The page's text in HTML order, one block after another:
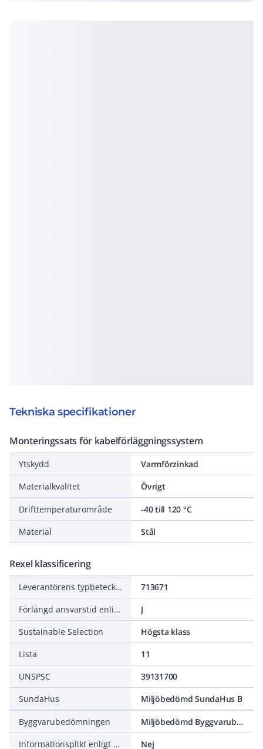
Tekniska specifikationer
Monteringssats för kabelförläggningssystem
Ytskydd
Varmförzinkad
Materialkvalitet
Övrigt
Drifttemperaturområde
-40 till 120 °C
Material
Stål
Rexel klassificering
Leverantörens typbeteckning
713671
Förlängd ansvarstid enligt ALEM-09
J
Sustainable Selection
Högsta klass
Lista
11
UNSPSC
39131700
SundaHus
Miljöbedömd SundaHus B
Byggvarubedömningen
Miljöbedömd Byggvarubedömning Rekommenderas
Informationsplikt enligt REACH
Nej